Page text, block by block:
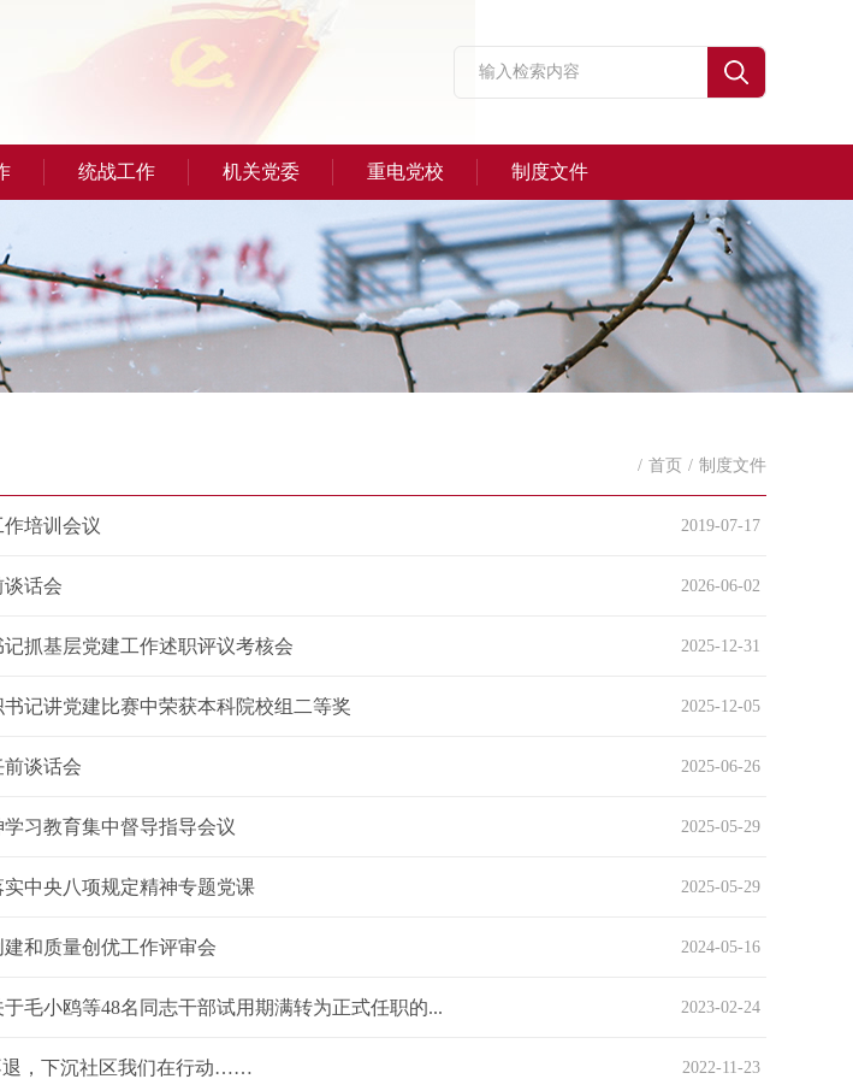
统战工作 机关党委 重电党校 制度文件
/ 首页 / 制度文件
培训会议 2019-07-17
谈话会 2026-06-02
抓基层党建工作述职评议考核会 2025-12-31
记讲党建比赛中荣获本科院校组二等奖 2025-12-05
谈话会 2025-06-26
习教育集中督导指导会议 2025-05-29
中央八项规定精神专题党课 2025-05-29
和质量创优工作评审会 2024-05-16
毛小鸥等48名同志干部试用期满转为正式任职的... 2023-02-24
退，下沉社区我们在行动…… 2022-11-23